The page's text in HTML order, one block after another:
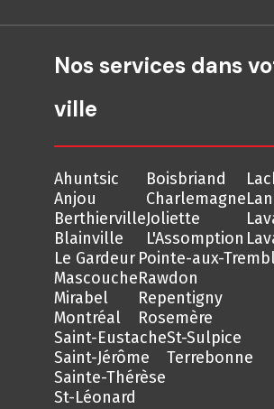
Nos services dans
ville
Ahuntsic
Anjou
Berthierville
Blainville
Boisbriand
Charlemagne
Joliette
L'Assomption
Le Gardeur
Mascouche
Mirabel
Montréal
Pointe-aux-
Rawdon
Repentigny
Rosemère
Saint-Eustache
Saint-Jérôme
Sainte-Thérèse
St-Léonard
St-Sulpice
Terrebonne